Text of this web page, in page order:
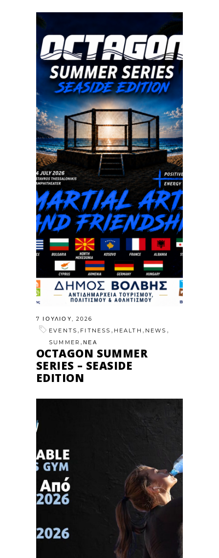
7 ΙΟΥΛΊΟΥ, 2026
EVENTS , FITNESS , HEALTH , NEWS ,
SUMMER ,ΝΕΑ
OCTAGON SUMMER
SERIES – SEASIDE
EDITION